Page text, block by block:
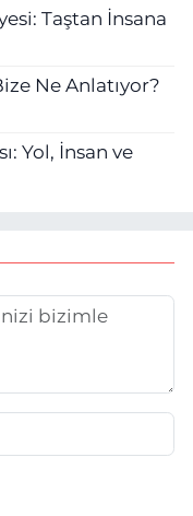
Taştan İnsana
Ne Anlatıyor?
Yol, İnsan ve